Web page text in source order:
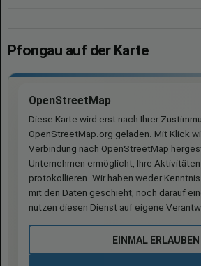
Pfongau auf der Karte
OpenStreetMap
Diese Karte wird erst nach Ihrer
OpenStreetMap.org geladen. Mit Klick
Verbindung nach OpenStreetMap
Unternehmen ermöglicht, Ihre
protokollieren. Wir haben weder
mit den Daten geschieht, noch darauf
nutzen diesen Dienst auf eigene
EINMAL ERLAUBEN